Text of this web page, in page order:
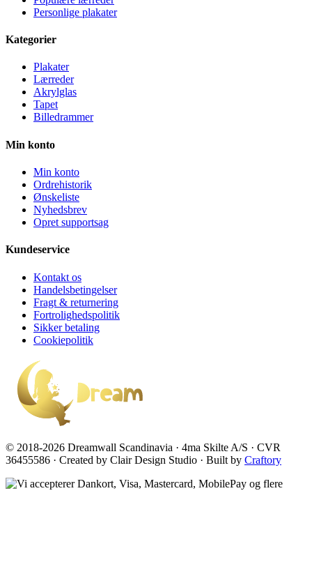
Personlige plakater
Kategorier
Plakater
Lærreder
Akrylglas
Tapet
Billedrammer
Min konto
Min konto
Ordrehistorik
Ønskeliste
Nyhedsbrev
Opret supportsag
Kundeservice
Kontakt os
Handelsbetingelser
Fragt & returnering
Fortrolighedspolitik
Sikker betaling
Cookiepolitik
© 2018-2026 Dreamwall Scandinavia · 4ma Skilte A/S · CVR
36455586 · Created by Clair Design Studio · Built by Craftory